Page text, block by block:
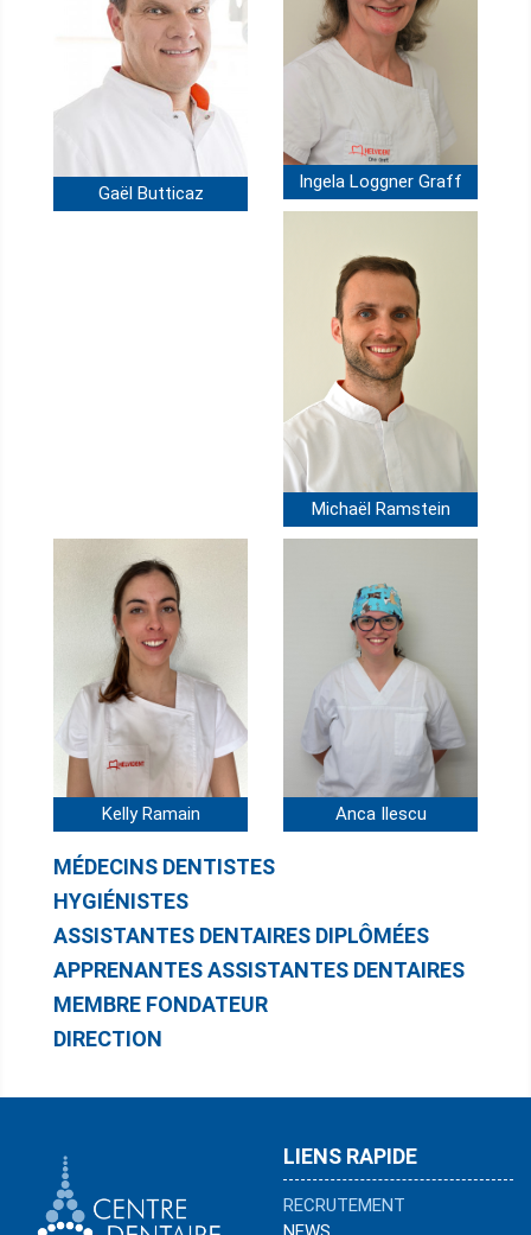
Gaël Butticaz
Ingela Loggner Graff
Michaël Ramstein
Kelly Ramain Anca Ilescu
MÉDECINS DENTISTES
HYGIÉNISTES
ASSISTANTES DENTAIRES DIPLÔMÉES
APPRENANTES ASSISTANTES DENTAIRES
MEMBRE FONDATEUR
DIRECTION
LIENS RAPIDE
RECRUTEMENT